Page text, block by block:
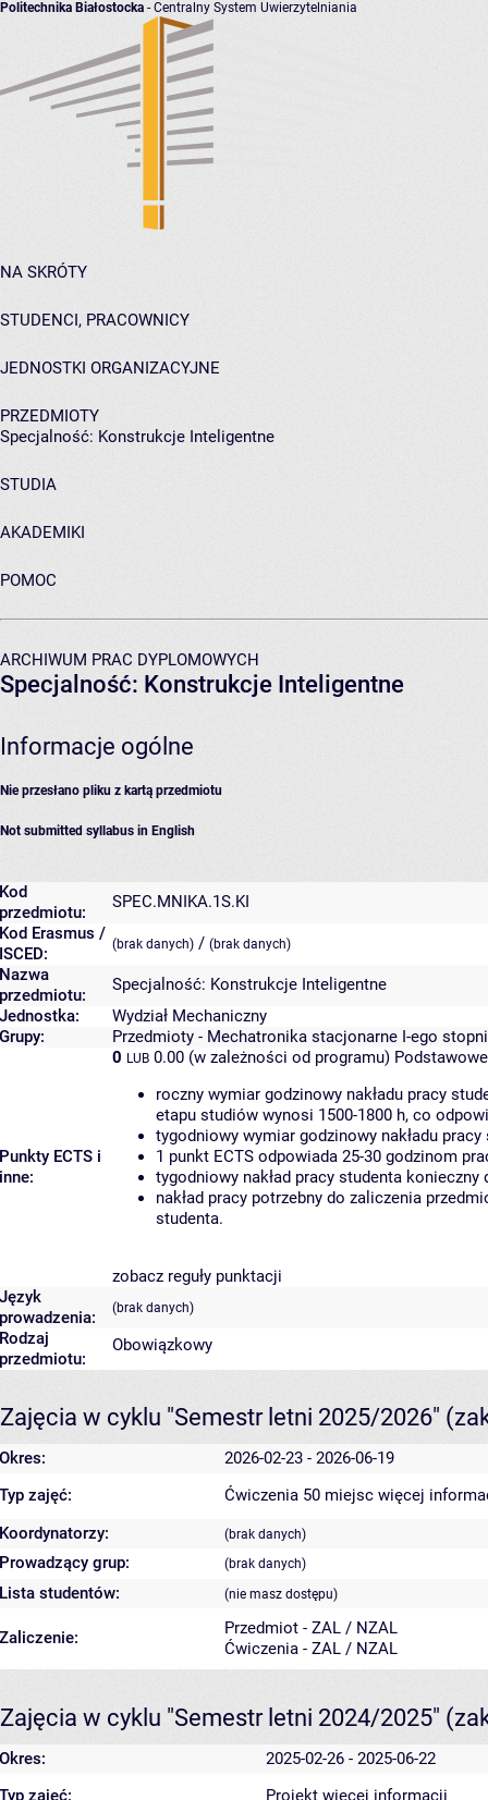
Politechnika Białostocka - Centralny System Uwierzytelniania
NA SKRÓTY
STUDENCI, PRACOWNICY
JEDNOSTKI ORGANIZACYJNE
PRZEDMIOTY
Specjalność: Konstrukcje Inteligentne
STUDIA
AKADEMIKI
POMOC
ARCHIWUM PRAC DYPLOMOWYCH
Specjalność: Konstrukcje Inteligentne
Informacje ogólne
Nie przesłano pliku z kartą przedmiotu
Not submitted syllabus in English
Kod
przedmiotu:
SPEC.MNIKA.1S.KI
Kod Erasmus /
ISCED:
(brak danych) / (brak danych)
Nazwa
przedmiotu:
Specjalność: Konstrukcje Inteligentne
Jednostka:
Wydział Mechaniczny
Grupy:
Przedmioty - Mechatronika stacjonarne I-ego
Punkty ECTS i
inne:
0 LUB 0.00 (w zależności od programu)
roczny wymiar godzinowy nakładu pracy
etapu studiów wynosi 1500-1800 h, co
tygodniowy wymiar godzinowy nakładu
1 punkt ECTS odpowiada 25-30 godzinom
tygodniowy nakład pracy studenta
nakład pracy potrzebny do zaliczenia
studenta.
zobacz reguły punktacji
Język
prowadzenia:
(brak danych)
Rodzaj
przedmiotu:
Obowiązkowy
Zajęcia w cyklu "Semestr letni 2025/2026"
Okres:
2026-02-23 - 2026-06-19
Typ zajęć:
Ćwiczenia 50 miejsc więcej
Koordynatorzy:
(brak danych)
Prowadzący grup: (brak danych)
Lista studentów: (nie masz dostępu)
Zaliczenie:
Przedmiot - ZAL / NZAL
Ćwiczenia - ZAL / NZAL
Zajęcia w cyklu "Semestr letni 2024/2025"
Okres:
2025-02-26 - 2025-06-22
Typ zajęć:
Projekt więcej informacji